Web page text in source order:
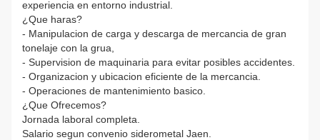
experiencia en entorno industrial.
¿Que haras?
- Manipulacion de carga y descarga de mercancia de gran
tonelaje con la grua,
- Supervision de maquinaria para evitar posibles accidentes.
- Organizacion y ubicacion eficiente de la mercancia.
- Operaciones de mantenimiento basico.
¿Que Ofrecemos?
Jornada laboral completa.
Salario segun convenio siderometal Jaen.